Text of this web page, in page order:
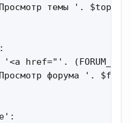
темы '. $topic;
href="'.
форума '.